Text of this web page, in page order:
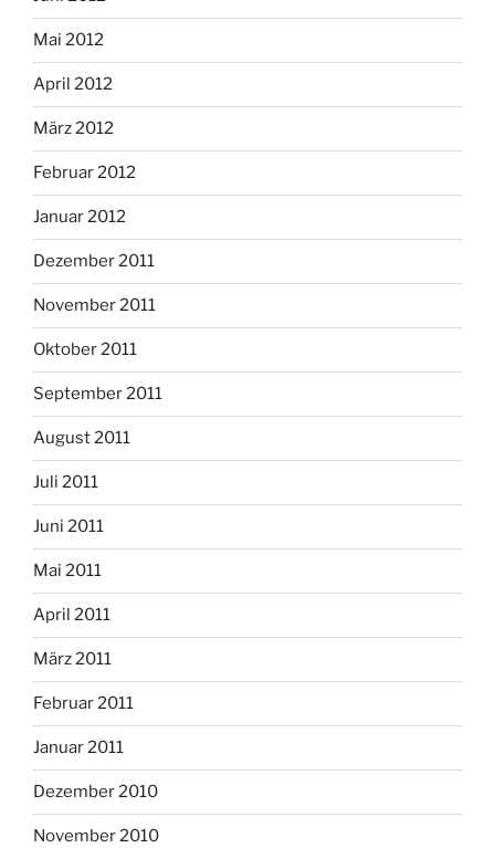
Mai 2012
April 2012
März 2012
Februar 2012
Januar 2012
Dezember 2011
November 2011
Oktober 2011
September 2011
August 2011
Juli 2011
Juni 2011
Mai 2011
April 2011
März 2011
Februar 2011
Januar 2011
Dezember 2010
November 2010